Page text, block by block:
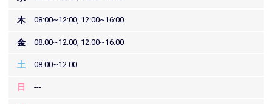
木 08:00~12:00, 12:00~16:00
金 08:00~12:00, 12:00~16:00
土 08:00~12:00
日 ---